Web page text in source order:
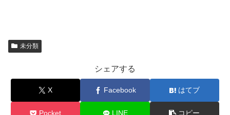
未分類
シェアする
X Facebook はてブ
Pocket LINE コピー